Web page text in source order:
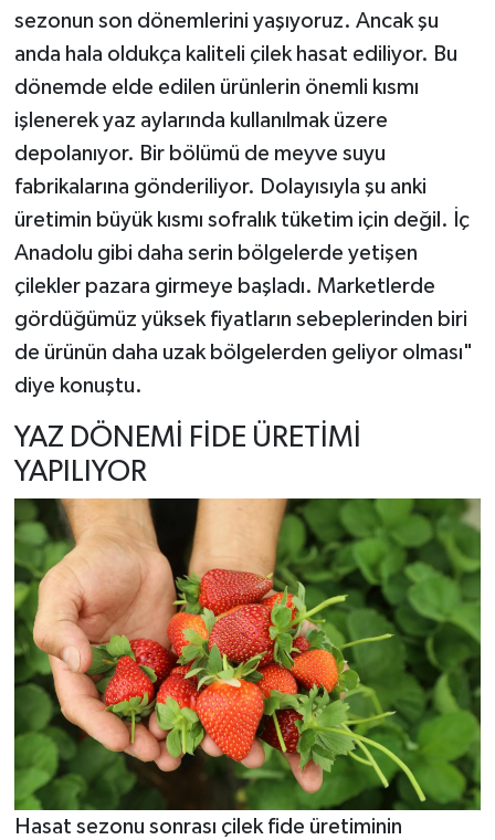
sezonun son dönemlerini yaşıyoruz. Ancak şu
anda hala oldukça kaliteli çilek hasat ediliyor. Bu
dönemde elde edilen ürünlerin önemli kısmı
işlenerek yaz aylarında kullanılmak üzere
depolanıyor. Bir bölümü de meyve suyu
fabrikalarına gönderiliyor. Dolayısıyla şu anki
üretimin büyük kısmı sofralık tüketim için değil. İç
Anadolu gibi daha serin bölgelerde yetişen
çilekler pazara girmeye başladı. Marketlerde
gördüğümüz yüksek fiyatların sebeplerinden biri
de ürünün daha uzak bölgelerden geliyor olması"
diye konuştu.
YAZ DÖNEMİ FİDE ÜRETİMİ
YAPILIYOR
Hasat sezonu sonrası çilek fide üretiminin